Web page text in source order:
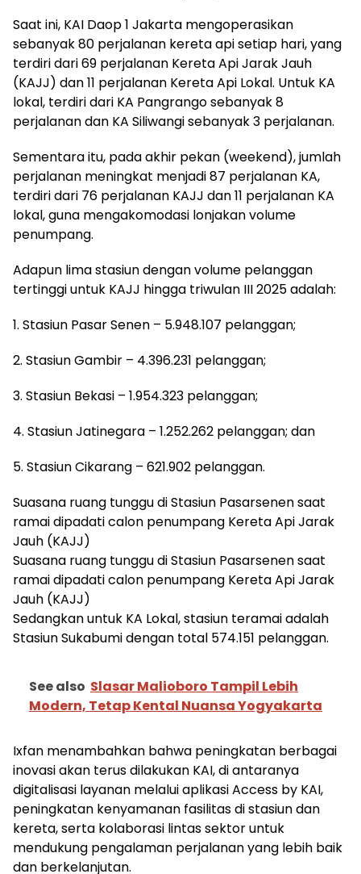
Saat ini, KAI Daop 1 Jakarta mengoperasikan
sebanyak 80 perjalanan kereta api setiap hari, yang
terdiri dari 69 perjalanan Kereta Api Jarak Jauh
(KAJJ) dan 11 perjalanan Kereta Api Lokal. Untuk KA
lokal, terdiri dari KA Pangrango sebanyak 8
perjalanan dan KA Siliwangi sebanyak 3 perjalanan.
Sementara itu, pada akhir pekan (weekend), jumlah
perjalanan meningkat menjadi 87 perjalanan KA,
terdiri dari 76 perjalanan KAJJ dan 11 perjalanan KA
lokal, guna mengakomodasi lonjakan volume
penumpang.
Adapun lima stasiun dengan volume pelanggan
tertinggi untuk KAJJ hingga triwulan III 2025 adalah:
1. Stasiun Pasar Senen – 5.948.107 pelanggan;
2. Stasiun Gambir – 4.396.231 pelanggan;
3. Stasiun Bekasi – 1.954.323 pelanggan;
4. Stasiun Jatinegara – 1.252.262 pelanggan; dan
5. Stasiun Cikarang – 621.902 pelanggan.
Suasana ruang tunggu di Stasiun Pasarsenen saat
ramai dipadati calon penumpang Kereta Api Jarak
Jauh (KAJJ)
Suasana ruang tunggu di Stasiun Pasarsenen saat
ramai dipadati calon penumpang Kereta Api Jarak
Jauh (KAJJ)
Sedangkan untuk KA Lokal, stasiun teramai adalah
Stasiun Sukabumi dengan total 574.151 pelanggan.
See also Slasar Malioboro Tampil Lebih
Modern, Tetap Kental Nuansa Yogyakarta
Ixfan menambahkan bahwa peningkatan berbagai
inovasi akan terus dilakukan KAI, di antaranya
digitalisasi layanan melalui aplikasi Access by KAI,
peningkatan kenyamanan fasilitas di stasiun dan
kereta, serta kolaborasi lintas sektor untuk
mendukung pengalaman perjalanan yang lebih baik
dan berkelanjutan.